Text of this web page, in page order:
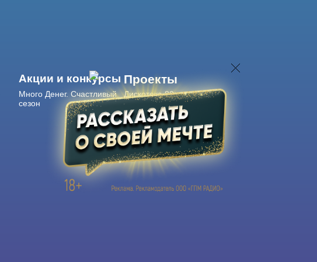
Акции и конкурсы
Много Денег. Счастливый
сезон
Проекты
Дискотека 80-х
Живые концерты
Журнал Авторадио
Авторадиов смартфоне